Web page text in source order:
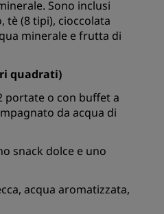
Sono inclusi
tè (8 tipi), cioccolata
minerale e frutta di
quadrati)
portate o con buffet a
da acqua di
snack dolce e uno
acqua aromatizzata,